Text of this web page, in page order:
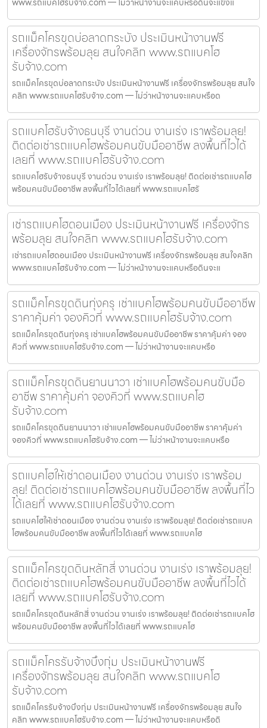
รถแม็คโครขุดบ่อลาดกระบัง ประเมินหน้างานฟรี
เครื่องจักรพร้อมลุย สนใจคลิก www.รถแบคโฮ
รับจ้าง.com
รถแม็คโครขุดบ่อลาดกระบัง ประเมินหน้างานฟรี เครื่องจักรพร้อมลุย สนใจ
คลิก www.รถแบคโฮรับจ้าง.com — ไม่ว่าหน้างานจะแคบหรือด
รถแบคโฮรับจ้างธนบุรี งานด่วน งานเร่ง เราพร้อมลุย!
ติดต่อเช่ารถแบคโฮพร้อมคนขับมืออาชีพ ลงพื้นที่ไวได้
เลยที่ www.รถแบคโฮรับจ้าง.com
รถแบคโฮรับจ้างธนบุรี งานด่วน งานเร่ง เราพร้อมลุย! ติดต่อเช่ารถแบคโฮ
พร้อมคนขับมืออาชีพ ลงพื้นที่ไวได้เลยที่ www.รถแบคโฮรั
เช่ารถแบคโฮดอนเมือง ประเมินหน้างานฟรี เครื่องจักร
พร้อมลุย สนใจคลิก www.รถแบคโฮรับจ้าง.com
เช่ารถแบคโฮดอนเมือง ประเมินหน้างานฟรี เครื่องจักรพร้อมลุย สนใจคลิก
www.รถแบคโฮรับจ้าง.com — ไม่ว่าหน้างานจะแคบหรือดินจะแ
รถแม็คโครขุดดินทุ่งครุ เช่าแบคโฮพร้อมคนขับมืออาชีพ
ราคาคุ้มค่า จองคิวที่ www.รถแบคโฮรับจ้าง.com
รถแม็คโครขุดดินทุ่งครุ เช่าแบคโฮพร้อมคนขับมืออาชีพ ราคาคุ้มค่า จอง
คิวที่ www.รถแบคโฮรับจ้าง.com — ไม่ว่าหน้างานจะแคบหรือ
รถแม็คโครขุดดินยานนาวา เช่าแบคโฮพร้อมคนขับมือ
อาชีพ ราคาคุ้มค่า จองคิวที่ www.รถแบคโฮ
รับจ้าง.com
รถแม็คโครขุดดินยานนาวา เช่าแบคโฮพร้อมคนขับมืออาชีพ ราคาคุ้มค่า
จองคิวที่ www.รถแบคโฮรับจ้าง.com — ไม่ว่าหน้างานจะแคบหรือ
รถแบคโฮให้เช่าดอนเมือง งานด่วน งานเร่ง เราพร้อม
ลุย! ติดต่อเช่ารถแบคโฮพร้อมคนขับมืออาชีพ ลงพื้นที่ไว
ได้เลยที่ www.รถแบคโฮรับจ้าง.com
รถแบคโฮให้เช่าดอนเมือง งานด่วน งานเร่ง เราพร้อมลุย! ติดต่อเช่ารถแบค
โฮพร้อมคนขับมืออาชีพ ลงพื้นที่ไวได้เลยที่ www.รถแบคโฮ
รถแม็คโครขุดดินหลักสี่ งานด่วน งานเร่ง เราพร้อมลุย!
ติดต่อเช่ารถแบคโฮพร้อมคนขับมืออาชีพ ลงพื้นที่ไวได้
เลยที่ www.รถแบคโฮรับจ้าง.com
รถแม็คโครขุดดินหลักสี่ งานด่วน งานเร่ง เราพร้อมลุย! ติดต่อเช่ารถแบคโฮ
พร้อมคนขับมืออาชีพ ลงพื้นที่ไวได้เลยที่ www.รถแบคโฮ
รถแม็คโครรับจ้างบึงกุ่ม ประเมินหน้างานฟรี
เครื่องจักรพร้อมลุย สนใจคลิก www.รถแบคโฮ
รับจ้าง.com
รถแม็คโครรับจ้างบึงกุ่ม ประเมินหน้างานฟรี เครื่องจักรพร้อมลุย สนใจ
คลิก www.รถแบคโฮรับจ้าง.com — ไม่ว่าหน้างานจะแคบหรือดิ